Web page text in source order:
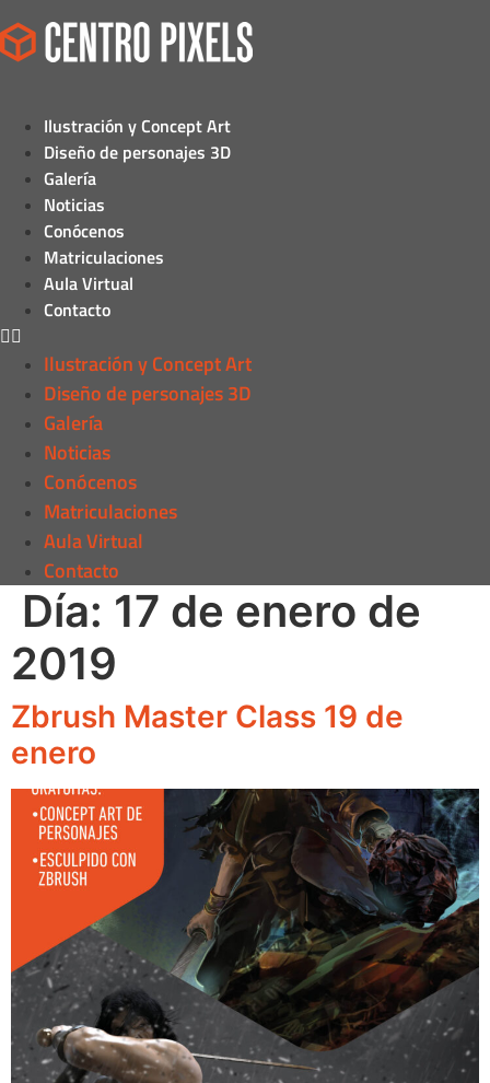
Ilustración y Concept Art
Diseño de personajes 3D
Galería
Noticias
Conócenos
Matriculaciones
Aula Virtual
Contacto
Ilustración y Concept Art
Diseño de personajes 3D
Galería
Noticias
Conócenos
Matriculaciones
Aula Virtual
Contacto
Día: 17 de enero de
2019
Zbrush Master Class 19 de
enero